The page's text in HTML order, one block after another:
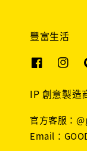
豐富生活
IP 創意製造
官方客服：
Email：